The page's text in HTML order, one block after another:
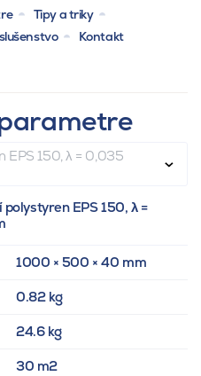
Tipy a triky
Kontakt
EPS 150, λ = 0,035
EPS 150, λ =
1000 × 500 × 40 mm
0.82 kg
24.6 kg
30 m2